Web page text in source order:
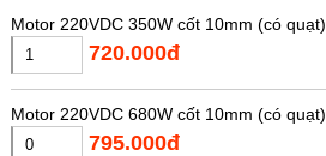
Motor 220VDC 350W cốt 10mm (có quạt)
720.000đ
Motor 220VDC 680W cốt 10mm (có quạt)
795.000đ